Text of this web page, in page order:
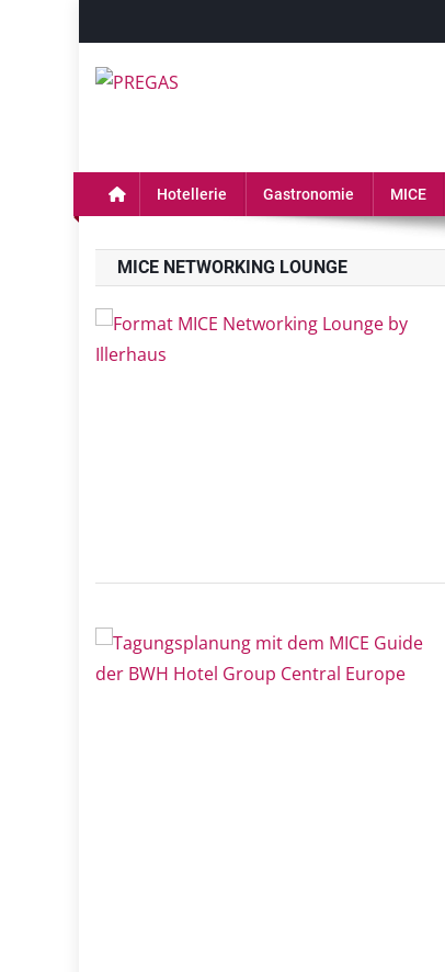
to
content
Hotellerie Gastronomie MICE
MICE NETWORKING LOUNGE